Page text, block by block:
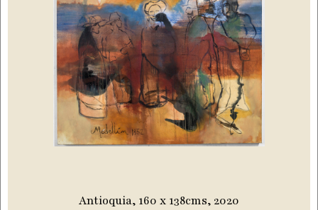
Antioquia, 160 x 138cms, 2020